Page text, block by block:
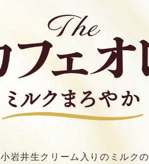
小岩井生クリーム入りのミルクの